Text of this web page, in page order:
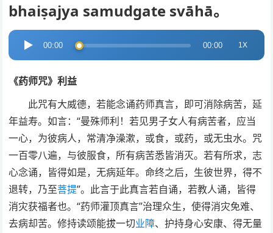
bhaiṣajya samudgate svāhā。
音
频
放
00:00 00:00 1X
《药师咒》利益
此咒有大威德，若能念诵药师真言，即可消除病苦，延
年益寿。如言：“曼殊师利！若见男子女人有病苦者，应当
一心，为彼病人，常清净澡漱，或食，或药，或无虫水。咒
一百零八遍，与彼服食，所有病苦悉皆消灭。若有所求，志
心念诵，皆得如是，无病延年。命终之后，生彼世界，得不
退转，乃至菩提”。此言于此真言若自诵，若教人诵，皆得
消灾获福者也。“药师灌顶真言”治理众生，使得消灾免难、
去病却苦。修持读颂能拔一切业障、护持身心安康、得无量